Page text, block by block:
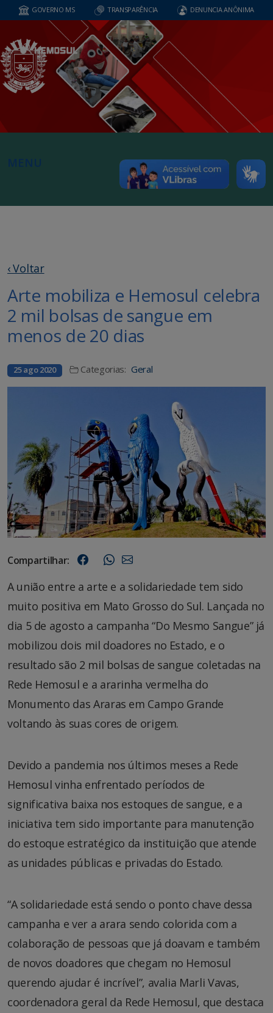
GOVERNO MS TRANSPARÊNCIA DENUNCIA ANÔNIMA
MENU
‹ Voltar
Arte mobiliza e Hemosul celebra
2 mil bolsas de sangue em
menos de 20 dias
25 ago 2020 Categorias: Geral
Compartilhar:
A união entre a arte e a solidariedade tem sido
muito positiva em Mato Grosso do Sul. Lançada no
dia 5 de agosto a campanha “Do Mesmo Sangue” já
mobilizou dois mil doadores no Estado, e o
resultado são 2 mil bolsas de sangue coletadas na
Rede Hemosul e a ararinha vermelha do
Monumento das Araras em Campo Grande
voltando às suas cores de origem.
Devido a pandemia nos últimos meses a Rede
Hemosul vinha enfrentado períodos de
significativa baixa nos estoques de sangue, e a
iniciativa tem sido importante para manutenção
do estoque estratégico da instituição que atende
as unidades públicas e privadas do Estado.
“A solidariedade está sendo o ponto chave dessa
campanha e ver a arara sendo colorida com a
colaboração de pessoas que já doavam e também
de novos doadores que chegam no Hemosul
querendo ajudar é incrível”, avalia Marli Vavas,
coordenadora geral da Rede Hemosul, que destaca